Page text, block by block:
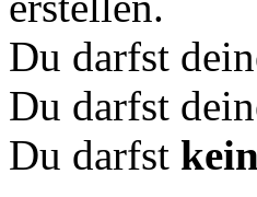
Du darfst
Du darfst
Du darfst